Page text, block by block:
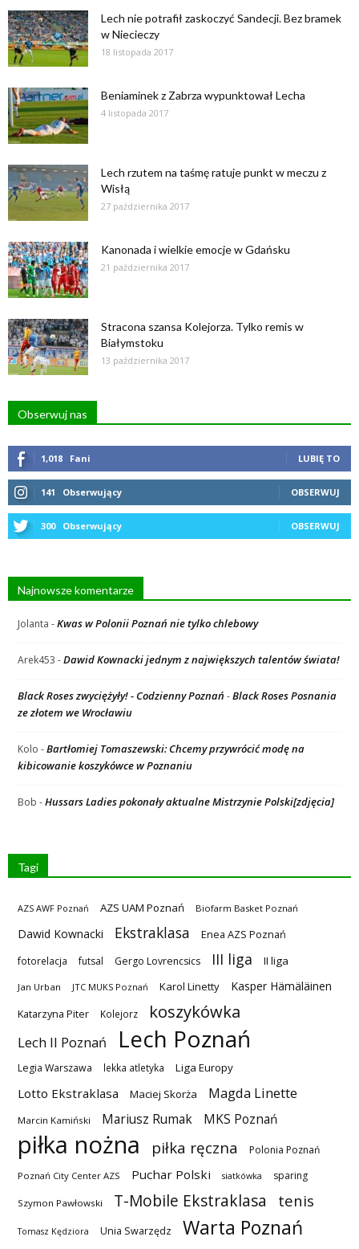
Lech nie potrafił zaskoczyć Sandecji. Bez bramek
w Niecieczy
18 listopada 2017
Beniaminek z Zabrza wypunktował Lecha
4 listopada 2017
Lech rzutem na taśmę ratuje punkt w meczu z
Wisłą
27 października 2017
Kanonada i wielkie emocje w Gdańsku
21 października 2017
Stracona szansa Kolejorza. Tylko remis w
Białymstoku
13 października 2017
Obserwuj nas
1,018 Fani LUBIĘ TO
141 Obserwujący OBSERWUJ
300 Obserwujący OBSERWUJ
Najnowsze komentarze
Jolanta -Kwas w Polonii Poznań nie tylko chlebowy
Arek453 -Dawid Kownacki jednym z największych talentów świata!
Black Roses zwyciężyły! - Codzienny Poznań -Black Roses Posnania
ze złotem we Wrocławiu
Kolo -Bartłomiej Tomaszewski: Chcemy przywrócić modę na
kibicowanie koszykówce w Poznaniu
Bob -Hussars Ladies pokonały aktualne Mistrzynie Polski[zdjęcia]
Tagi
AZS AWF Poznań AZS UAM Poznań Biofarm Basket Poznań
Dawid Kownacki Ekstraklasa Enea AZS Poznań
fotorelacja futsal Gergo Lovrencsics III liga II liga
Jan Urban JTC MUKS Poznań Karol Linetty Kasper Hämäläinen
Katarzyna Piter Kolejorz koszykówka
Lech II Poznań Lech Poznań
Legia Warszawa lekka atletyka Liga Europy
Lotto Ekstraklasa Maciej Skorża Magda Linette
Marcin Kamiński Mariusz Rumak MKS Poznań
piłka nożna piłka ręczna Polonia Poznań
Poznań City Center AZS Puchar Polski siatkówka sparing
Szymon Pawłowski T-Mobile Ekstraklasa tenis
Tomasz Kędziora Unia Swarzędz Warta Poznań